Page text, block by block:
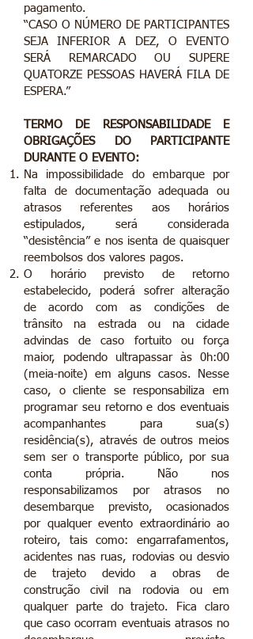
pagamento.
“CASO O NÚMERO DE PARTICIPANTES
SEJA INFERIOR A DEZ, O EVENTO
SERÁ REMARCADO OU SUPERE
QUATORZE PESSOAS HAVERÁ FILA DE
ESPERA.”
TERMO DE RESPONSABILIDADE E
OBRIGAÇÕES DO PARTICIPANTE
DURANTE O EVENTO:
Na impossibilidade do embarque por
falta de documentação adequada ou
atrasos referentes aos horários
estipulados, será considerada
“desistência” e nos isenta de quaisquer
reembolsos dos valores pagos.
O horário previsto de retorno
estabelecido, poderá sofrer alteração
de acordo com as condições de
trânsito na estrada ou na cidade
advindas de caso fortuito ou força
maior, podendo ultrapassar às 0h:00
(meia-noite) em alguns casos. Nesse
caso, o cliente se responsabiliza em
programar seu retorno e dos eventuais
acompanhantes para sua(s)
residência(s), através de outros meios
sem ser o transporte público, por sua
conta própria. Não nos
responsabilizamos por atrasos no
desembarque previsto, ocasionados
por qualquer evento extraordinário ao
roteiro, tais como: engarrafamentos,
acidentes nas ruas, rodovias ou desvio
de trajeto devido a obras de
construção civil na rodovia ou em
qualquer parte do trajeto. Fica claro
que caso ocorram eventuais atrasos no